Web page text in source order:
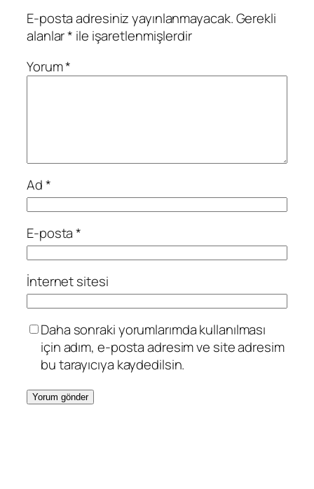
E-posta adresiniz yayınlanmayacak.Gerekli
alanlar* ile işaretlenmişlerdir
Yorum*
Ad*
E-posta*
İnternet sitesi
Daha sonraki yorumlarımda kullanılması
için adım, e-posta adresim ve site adresim
bu tarayıcıya kaydedilsin.